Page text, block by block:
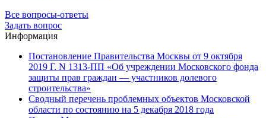
Все вопросы-ответы
Задать вопрос
Информация
Постановление Правительства Москвы от 9 октября
2019 Г. N 1313-ПП «Об учреждении Московского фонда
защиты прав граждан — участников долевого
строительства»
Сводный перечень проблемных объектов Московской
области по состоянию на 5 декабря 2018 года